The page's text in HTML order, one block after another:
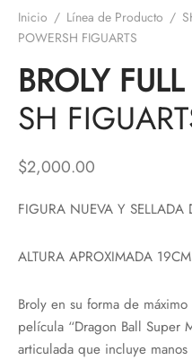
Inicio / Línea de Producto /
POWERSH FIGUARTS
BROLY
SH
$2,000.00
FIGURA NUEVA Y SELLADA
ALTURA APROXIMADA 19CM
Broly en su forma de
película “Dragon Ball Super
articulada que incluye